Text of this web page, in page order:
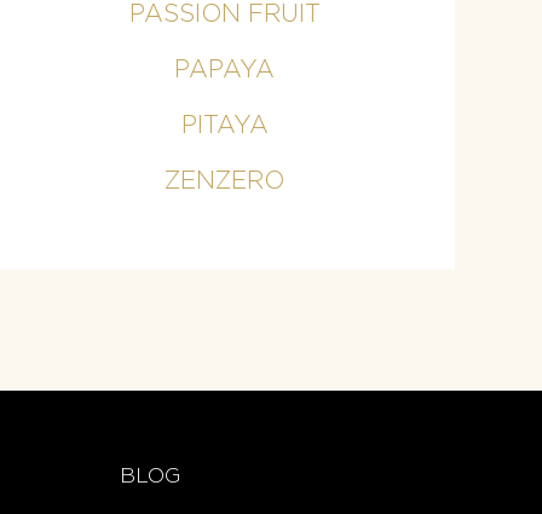
PASSION FRUIT
PAPAYA
PITAYA
ZENZERO
BLOG